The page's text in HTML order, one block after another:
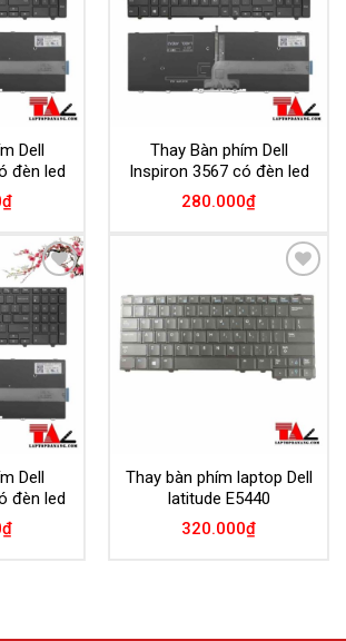
Dell
đèn led
₫
Thay Bàn phím Dell
Inspiron 3567 có đèn led
280.000₫
Add to
Wishlist
Dell
đèn led
₫
Add to
Wishlist
Thay bàn phím laptop Dell
latitude E5440
320.000₫